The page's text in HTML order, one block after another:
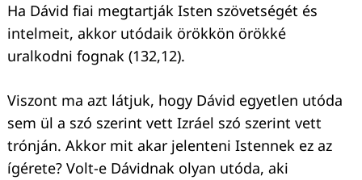
Ha Dávid fiai megtartják Isten szövetségét és
intelmeit, akkor utódaik örökkön örökké
uralkodni fognak (132,12).
Viszont ma azt látjuk, hogy Dávid egyetlen utóda
sem ül a szó szerint vett Izráel szó szerint vett
trónján. Akkor mit akar jelenteni Istennek ez az
ígérete? Volt-e Dávidnak olyan utóda, aki